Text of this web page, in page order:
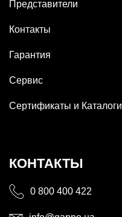
Представители
Контакты
Гарантия
Сервис
Сертификаты и Каталоги
КОНТАКТЫ
0 800 400 422